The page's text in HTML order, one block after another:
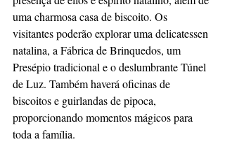
uma charmosa casa de biscoito. Os
visitantes poderão explorar uma delicatessen
natalina, a Fábrica de Brinquedos, um
Presépio tradicional e o deslumbrante Túnel
de Luz. Também haverá oficinas de
biscoitos e guirlandas de pipoca,
proporcionando momentos mágicos para
toda a família.